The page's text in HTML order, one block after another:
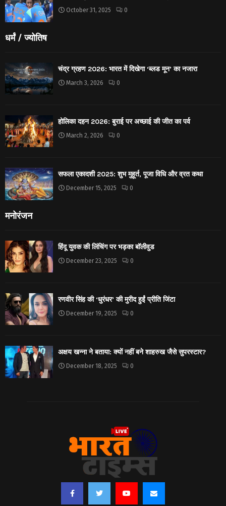
October 31, 2025 0
धर्मं / ज्योतिष
चंद्र ग्रहण 2026: भारत में दिखेगा ‘ब्लड मून’ का नजारा
March 3, 2026 0
होलिका दहन 2026: बुराई पर अच्छाई की जीत का पर्व
March 2, 2026 0
सफला एकादशी 2025: शुभ मुहूर्त, पूजा विधि और व्रत कथा
December 15, 2025 0
मनोरंजन
हिंदू युवक की लिंचिंग पर भड़का बॉलीवुड
December 23, 2025 0
रणवीर सिंह की ‘धुरंधर’ की मुरीद हुईं प्रीति जिंटा
December 19, 2025 0
अक्षय खन्ना ने बताया: क्यों नहीं बने शाहरुख जैसे सुपरस्टार?
December 18, 2025 0